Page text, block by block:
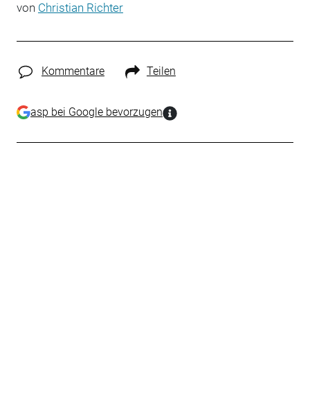
von Christian Richter
Kommentare Teilen
asp bei Google bevorzugen